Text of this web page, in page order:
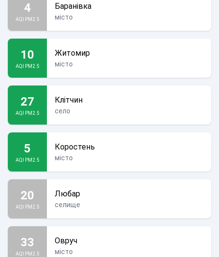
4
AQI PM2.5
Баранівка
місто
10
AQI PM2.5
Житомир
місто
27
AQI PM2.5
Клітчин
село
5
AQI PM2.5
Коростень
місто
20
AQI PM2.5
Любар
селище
33
AQI PM2.5
Овруч
місто